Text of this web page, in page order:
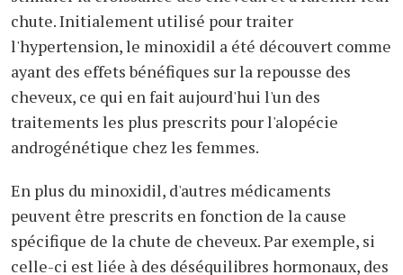
chute. Initialement utilisé pour traiter
l'hypertension, le minoxidil a été découvert comme
ayant des effets bénéfiques sur la repousse des
cheveux, ce qui en fait aujourd'hui l'un des
traitements les plus prescrits pour l'alopécie
androgénétique chez les femmes.
En plus du minoxidil, d'autres médicaments
peuvent être prescrits en fonction de la cause
spécifique de la chute de cheveux. Par exemple, si
celle-ci est liée à des déséquilibres hormonaux, des